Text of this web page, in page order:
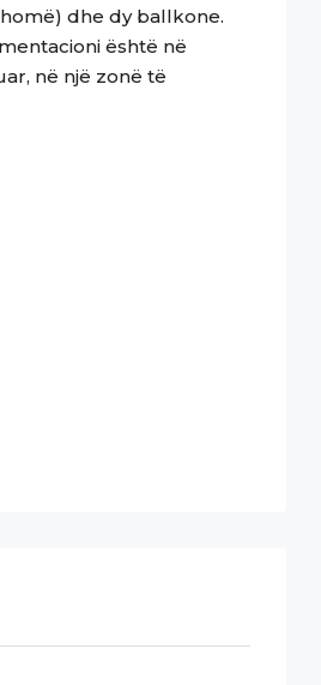
dhe dy ballkone.
është në
në një zonë të